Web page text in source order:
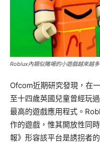
Roblux內類似賭場的小遊戲越來越
Ofcom近期研究發現，在
至十四歲英國兒童曾經玩
最高的遊戲應用程式。
作的遊戲，惟其開放性同
報》形容該平台是誘拐者